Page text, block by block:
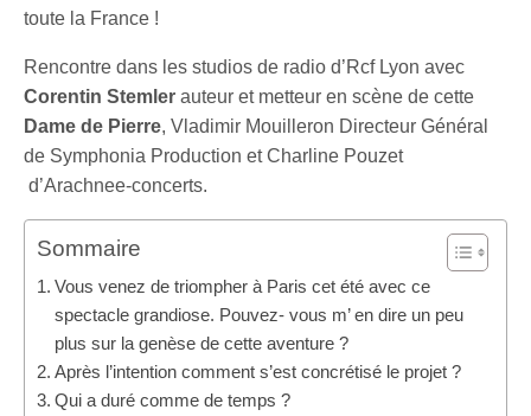
toute la France !
Rencontre dans les studios de radio d’Rcf Lyon avec
Corentin Stemlerauteur et metteur en scène de cette
Dame de Pierre, Vladimir Mouilleron Directeur Général
de Symphonia Production et Charline Pouzet
d’Arachnee-concerts.
Sommaire
Vous venez de triompher à Paris cet été avec ce
spectacle grandiose. Pouvez- vous m’ en dire un peu
plus sur la genèse de cette aventure ?
Après l’intention comment s’est concrétisé le projet ?
Qui a duré comme de temps ?